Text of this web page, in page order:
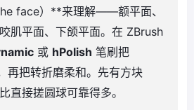
face）**来理解——额平面、
肌平面、下颌平面。在 ZBrush
或 hPolish 笔刷把
再把转折磨柔和。先有方块
直接搓圆球可靠得多。